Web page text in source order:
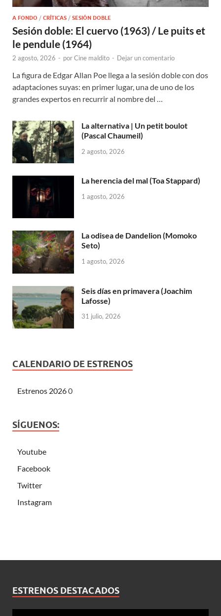
A FONDO / CRÍTICAS / SESIÓN DOBLE
Sesión doble: El cuervo (1963) / Le puits et
le pendule (1964)
2 agosto, 2026 - porCine maldito - Dejar un comentario
La figura de Edgar Allan Poe llega a la sesión doble con dos
adaptaciones suyas: en primer lugar, una de uno de los
grandes expertos en recurrir al nombre del …
La alternativa | Un petit boulot
(Pascal Chaumeil)
2 agosto, 2026
La herencia del mal (Toa Stappard)
1 agosto, 2026
La odisea de Dandelion (Momoko
Seto)
1 agosto, 2026
Seis días en primavera (Joachim
Lafosse)
31 julio, 2026
CALENDARIO DE ESTRENOS
Estrenos 20260
SÍGUENOS:
Youtube
Facebook
Twitter
Instagram
ESTRENOS DESTACADOS